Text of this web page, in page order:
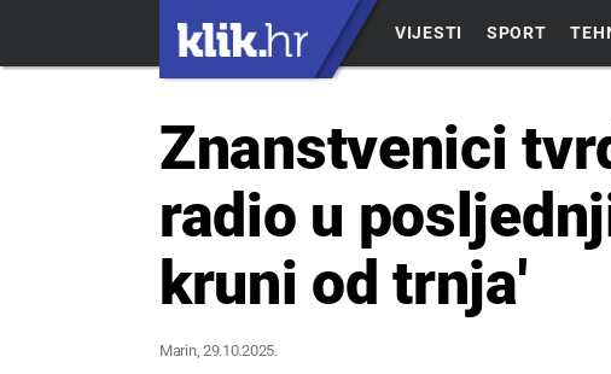
VIJESTI SPORT
Znanstvenici
radio u
kruni od trnja'
Marin, 29.10.2025.